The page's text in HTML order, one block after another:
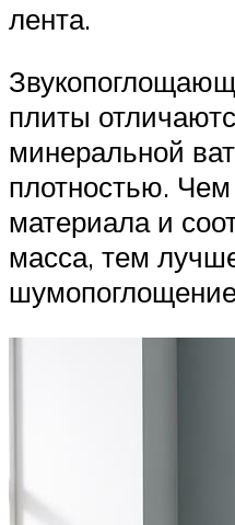
лента.
плиты
минеральной
плотностью.
материала и
масса, тем